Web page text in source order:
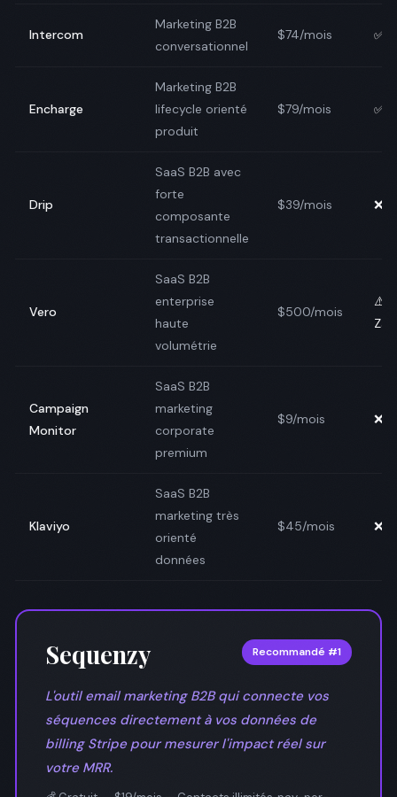
Intercom
Marketing B2B
conversationnel
$74/mois ✅
Encharge
Marketing B2B
lifecycle orienté
produit
$79/mois ✅
Drip
SaaS B2B avec
forte
composante
transactionnelle
$39/mois ❌
Vero
SaaS B2B
enterprise
haute
volumétrie
$500/mois
⚠️
Campaign
Monitor
SaaS B2B
marketing
corporate
premium
$9/mois ❌
Klaviyo
SaaS B2B
marketing très
orienté
données
$45/mois ❌
Sequenzy Recommandé #1
L'outil email marketing B2B qui connecte vos
séquences directement à vos données de
billing Stripe pour mesurer l'impact réel sur
votre MRR.